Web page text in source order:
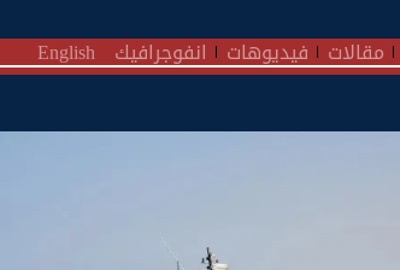
مقالات فيديوهات انفوجرافيك English